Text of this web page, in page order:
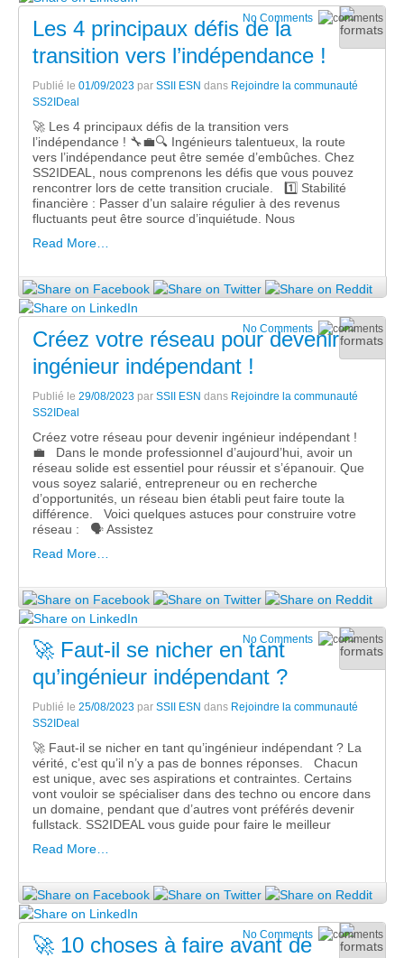
No Comments
Les 4 principaux défis de la
transition vers l’indépendance !
Publié le 01/09/2023 par SSII ESN dans Rejoindre la communauté
SS2IDeal
🚀 Les 4 principaux défis de la transition vers
l’indépendance ! 🔧💼🔍 Ingénieurs talentueux, la route
vers l’indépendance peut être semée d’embûches. Chez
SS2IDEAL, nous comprenons les défis que vous pouvez
rencontrer lors de cette transition cruciale. 1️⃣ Stabilité
financière : Passer d’un salaire régulier à des revenus
fluctuants peut être source d’inquiétude. Nous
Read More…
No Comments
Créez votre réseau pour devenir
ingénieur indépendant !
Publié le 29/08/2023 par SSII ESN dans Rejoindre la communauté
SS2IDeal
Créez votre réseau pour devenir ingénieur indépendant !
💼 Dans le monde professionnel d’aujourd’hui, avoir un
réseau solide est essentiel pour réussir et s’épanouir. Que
vous soyez salarié, entrepreneur ou en recherche
d’opportunités, un réseau bien établi peut faire toute la
différence. Voici quelques astuces pour construire votre
réseau : 🗣️ Assistez
Read More…
No Comments
🚀 Faut-il se nicher en tant
qu’ingénieur indépendant ?
Publié le 25/08/2023 par SSII ESN dans Rejoindre la communauté
SS2IDeal
🚀 Faut-il se nicher en tant qu’ingénieur indépendant ? La
vérité, c’est qu’il n’y a pas de bonnes réponses. Chacun
est unique, avec ses aspirations et contraintes. Certains
vont vouloir se spécialiser dans des techno ou encore dans
un domaine, pendant que d’autres vont préférés devenir
fullstack. SS2IDEAL vous guide pour faire le meilleur
Read More…
No Comments
🚀 10 choses à faire avant de